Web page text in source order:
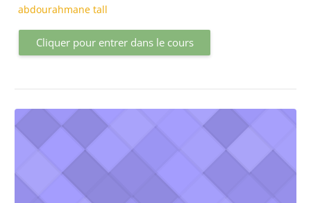
abdourahmane tall
Cliquer pour entrer dans le cours